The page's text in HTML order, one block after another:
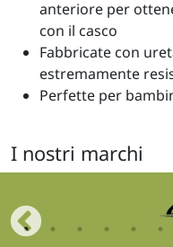
anteriore per
con il casco
Fabbricate con
estremamente
Perfette per
I nostri marchi